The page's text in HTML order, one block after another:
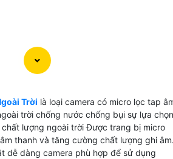
trời chất lượng cao Được thiết kế
môi trường khắc nghiệt camera có
khả năng chống nước, chịu được
yếu tố thời tiết khác Camera thu
lựa chọn hoàn hảo cho việc theo
ngoài trời. Đừng bỏ lỡ cơ hội sở
này với giá cả phải chăng.
Trời là loại camera có micro lọc tap
trời chống nước chống bụi sự lựa chọn
lượng ngoài trời Được trang bị micro
thanh và tăng cường chất lượng ghi
dễ dàng camera phù hợp để sử dụng